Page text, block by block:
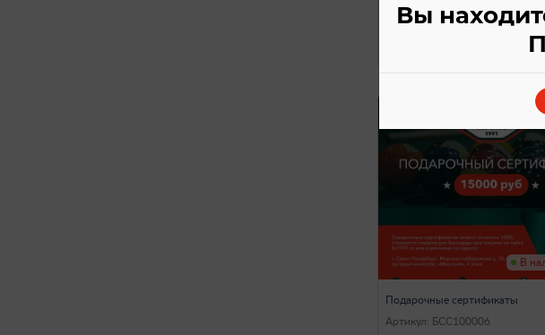
В
Подарочные сертификаты
Артикул: БСС100006
Вы